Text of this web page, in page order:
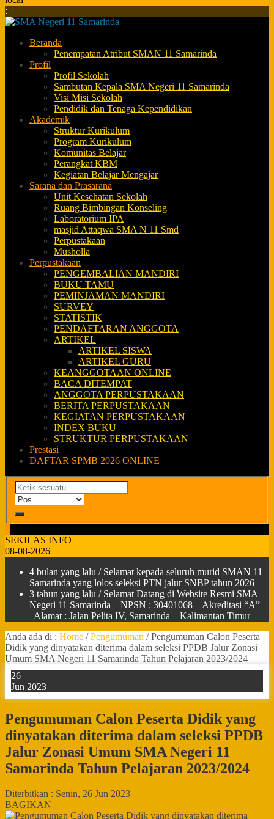
:
Beranda
Penempatan Atribut SMAN 11 Samarinda
Profil
Profil Sekolah
Sambutan Kepala SMA Negeri 11 Samarinda
Visi Misi Sekolah
Pendidik dan Tenaga Kependidikan
Akademik
Struktur Kurikulum
Program Kurikulum
Komunitas Belajar
Perangkat KBM
Kegiatan Belajar Mengajar
Sarana dan Prasarana
Unit Kesehatan Sekolah
Ruang Bimbingan Konseling
Laboratorium IPA
masjid Attaqwa SMA N 11 Smd
Perpustakaan
Musholla
Perpustakaan
PENGEMBALIAN MANDIRI
BUKU TAMU
PEMINJAMAN MANDIRI
SURVEY
STATISTIK
PENDAFTARAN ANGGOTA
ARTIKEL
ARTIKEL SISWA
ARTIKEL GURU
KEANGGOTAAN ONLINE
BACA DITEMPAT
ANGGOTA PERPUSTAKAAN
BERITA PERPUSTAKAAN
KEGIATAN PERPUSTAKAAN
INDEX BUKU
STRUKTUR PERPUSTAKAAN
Prestasi
DAFTAR SPMB 2026 ONLINE
SEKILAS INFO
08-08-2026
4 bulan yang lalu / Selamat kepada seluruh murid SMAN 11
Samarinda yang lolos seleksi PTN jalur SNBP tahun 2026
3 tahun yang lalu / Selamat Datang di Website Resmi SMA
Negeri 11 Samarinda – NPSN : 30401068 – Akreditasi “A” –
Alamat : Jalan Pelita IV, Samarinda – Kalimantan Timur
Anda ada di : Home /Pengumuman /Pengumuman Calon Peserta
Didik yang dinyatakan diterima dalam seleksi PPDB Jalur Zonasi
Umum SMA Negeri 11 Samarinda Tahun Pelajaran 2023/2024
26
Jun 2023
Pengumuman Calon Peserta Didik yang
dinyatakan diterima dalam seleksi PPDB
Jalur Zonasi Umum SMA Negeri 11
Samarinda Tahun Pelajaran 2023/2024
Diterbitkan : Senin, 26 Jun 2023
BAGIKAN